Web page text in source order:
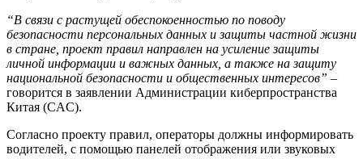
“В связи с растущей обеспокоенностью по поводу
безопасности персональных данных и защиты частной жизни
в стране, проект правил направлен на усиление защиты
личной информации и важных данных, а также на защиту
национальной безопасности и общественных интересов” –
говорится в заявлении Администрации киберпространства
Китая (CAC).
Согласно проекту правил, операторы должны информировать
водителей, с помощью панелей отображения или звуковых